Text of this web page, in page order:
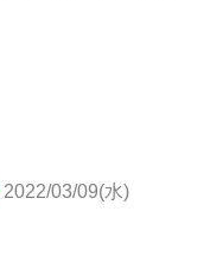
2022/03/09(水)